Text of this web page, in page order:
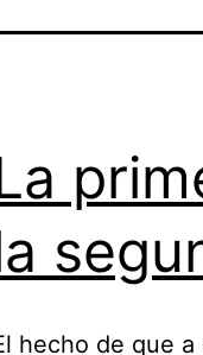
hecho de que